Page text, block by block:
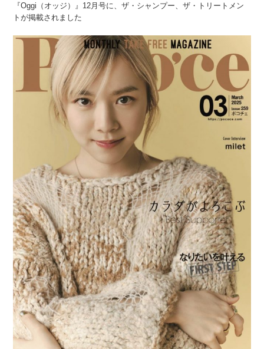
『Oggi（オッジ）』12月号に、ザ・シャンプー、ザ・トリートメン
トが掲載されました